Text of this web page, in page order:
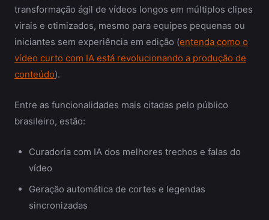
transformação ágil de vídeos longos em múltiplos clipes
virais e otimizados, mesmo para equipes pequenas ou
iniciantes sem experiência em edição (entenda como o
vídeo curto com IA está revolucionando a produção de
conteúdo).
Entre as funcionalidades mais citadas pelo público
brasileiro, estão:
Curadoria com IA dos melhores trechos e falas do
vídeo
Geração automática de cortes e legendas
sincronizadas